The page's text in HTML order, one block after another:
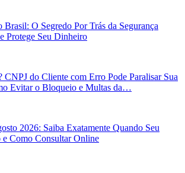
O Segredo Por Trás da Segurança
Protege Seu Dinheiro
CNPJ do Cliente com Erro Pode Paralisar Sua
Evitar o Bloqueio e Multas da…
2026: Saiba Exatamente Quando Seu
e Como Consultar Online